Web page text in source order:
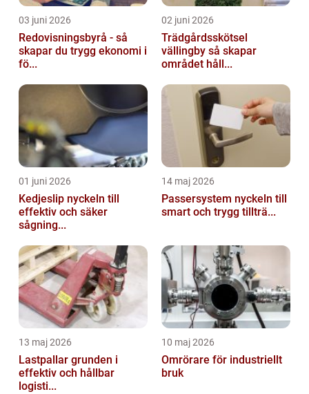
03 juni 2026
Redovisningsbyrå - så
skapar du trygg ekonomi i
fö...
02 juni 2026
Trädgårdsskötsel
vällingby så skapar
området håll...
01 juni 2026
Kedjeslip nyckeln till
effektiv och säker
sågning...
14 maj 2026
Passersystem nyckeln till
smart och trygg tillträ...
13 maj 2026
Lastpallar grunden i
effektiv och hållbar
logisti...
10 maj 2026
Omrörare för industriellt
bruk